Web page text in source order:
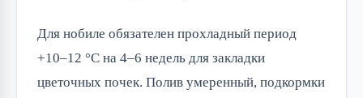
Для нобиле обязателен прохладный период
+10–12 °C на 4–6 недель для закладки
цветочных почек. Полив умеренный, подкормки